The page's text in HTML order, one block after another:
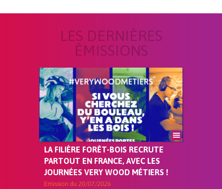
LES DERNIÈRES
ÉMISSIONS
LA FILIÈRE FORÊT-BOIS RECRUTE
PARTOUT EN FRANCE, AVEC LES
JOURNÉES VERY WOOD MÉTIERS !
Emission du 20/07/2026